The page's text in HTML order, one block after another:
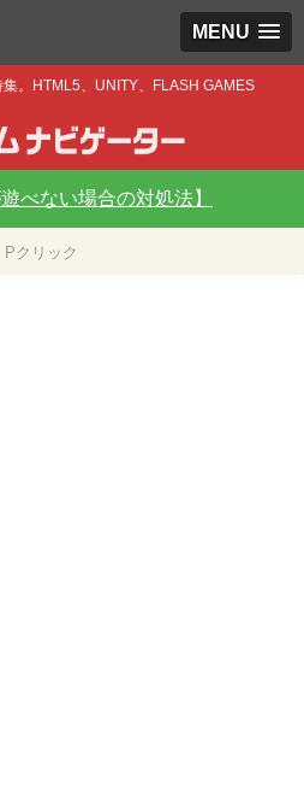
MENU
。HTML5、UNITY、FLASH GAMES
べない場合の対処法】
Pクリック